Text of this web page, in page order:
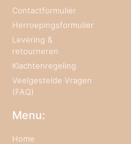
Contactformulier
Herroepingsformulier
Levering &
retourneren
Klachtenregeling
Veelgestelde Vragen
(FAQ)
Menu:
Home